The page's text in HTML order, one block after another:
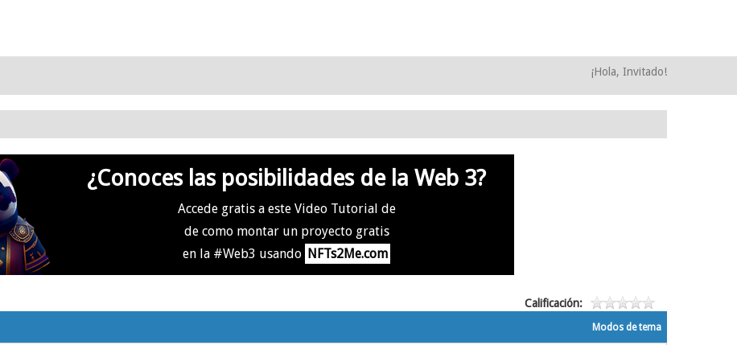
¡Hola, Invitado!
¿Conoces las posibilidades de la Web 3?
Accede gratis a este Video Tutorial de
de como montar un proyecto gratis
en la #Web3 usando NFTs2Me.com
Calificación:
Modos de tema